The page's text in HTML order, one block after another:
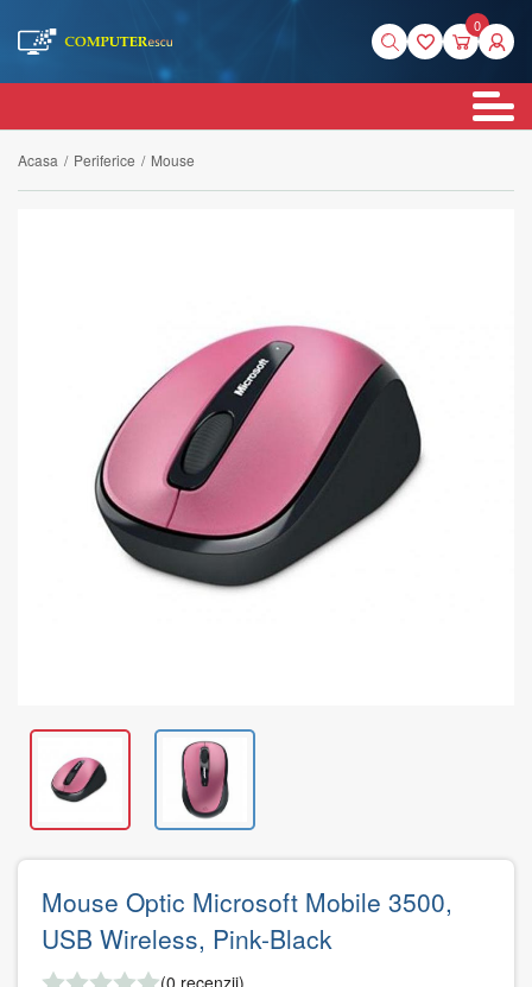
0
Acasa / Periferice / Mouse
Mouse Optic Microsoft Mobile 3500,
USB Wireless, Pink-Black
(0 recenzii)